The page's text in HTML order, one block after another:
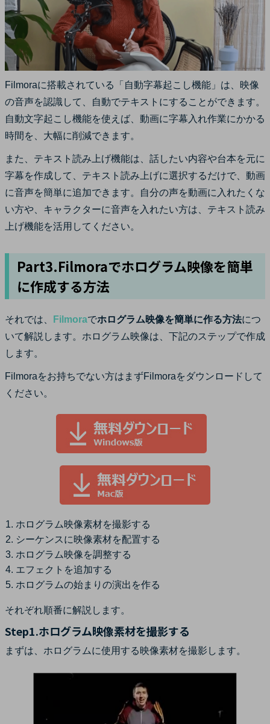
Filmoraに搭載されている「自動字幕起こし機能」は、映像
の音声を認識して、自動でテキストにすることができます。
自動文字起こし機能を使えば、動画に字幕入れ作業にかかる
時間を、大幅に削減できます。
また、テキスト読み上げ機能は、話したい内容や台本を元に
字幕を作成して、テキスト読み上げに選択するだけで、動画
に音声を簡単に追加できます。自分の声を動画に入れたくな
い方や、キャラクターに音声を入れたい方は、テキスト読み
上げ機能を活用してください。
Part3.Filmoraでホログラム映像を簡単
に作成する方法
それでは、 Filmoraでホログラム映像を簡単に作る方法につ
いて解説します。ホログラム映像は、下記のステップで作成
します。
Filmoraをお持ちでない方はまずFilmoraをダウンロードして
ください。
ホログラム映像素材を撮影する
シーケンスに映像素材を配置する
ホログラム映像を調整する
エフェクトを追加する
ホログラムの始まりの演出を作る
それぞれ順番に解説します。
Step1.ホログラム映像素材を撮影する
まずは、ホログラムに使用する映像素材を撮影します。